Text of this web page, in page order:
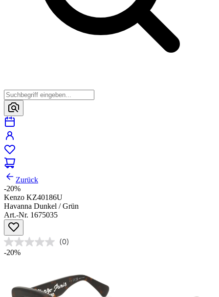
Zurück
-20%
Kenzo KZ40186U
Havanna Dunkel / Grün
Art.-Nr. 1675035
(0)
-20%